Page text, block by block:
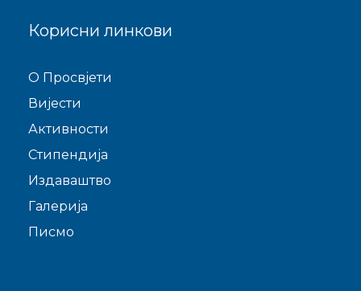
Корисни линкови
O Просвјети
Виjести
Активности
Стипендија
Издаваштво
Галерија
Писмо